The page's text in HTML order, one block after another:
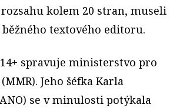
kolem 20 stran, museli
textového editoru.
spravuje ministerstvo pro
Jeho šéfka Karla
se v minulosti potýkala